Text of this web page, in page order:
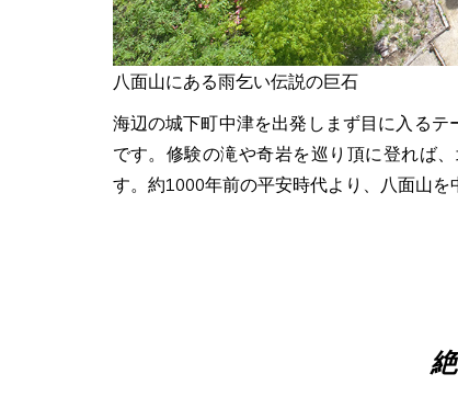
八面山にある雨乞い伝説の巨石
海辺の城下町中津を出発しまず目に入るテ
です。修験の滝や奇岩を巡り頂に登れば
す。約1000年前の平安時代より、八面山を